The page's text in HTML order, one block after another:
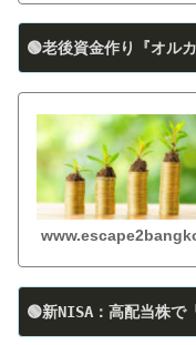
🟢老後資金作り『オルカ
🟢新NISA：高配当株で